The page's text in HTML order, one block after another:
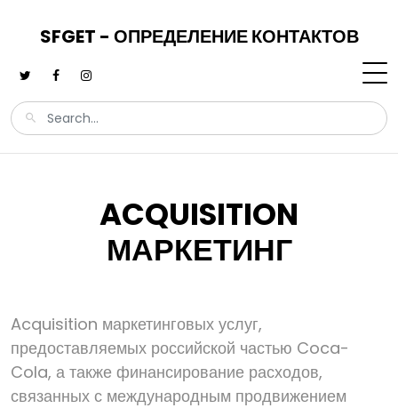
SFGET - ОПРЕДЕЛЕНИЕ КОНТАКТОВ
ACQUISITION
МАРКЕТИНГ
Acquisition маркетинговых услуг,
предоставляемых российской частью Coca-
Cola, а также финансирование расходов,
связанных с международным продвижением